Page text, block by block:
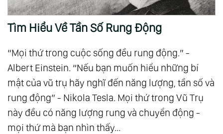
Tìm Hiểu Về Tần Số Rung Động
“Mọi thứ trong cuộc sống đều rung động.” -
Albert Einstein. “Nếu bạn muốn hiểu những bí
mật của vũ trụ hãy nghĩ đến năng lượng, tần số và
rung động” - Nikola Tesla. Mọi thứ trong Vũ Trụ
này đều có năng lượng rung và chuyển động -
mọi thứ mà bạn nhìn thấy...